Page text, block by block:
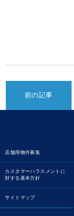
前の記事
店舗用物件募集
カスタマーハラスメントに
対する基本方針
サイトマップ